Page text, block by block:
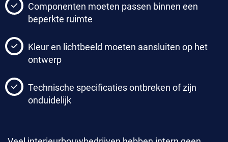
Componenten moeten passen binnen een
beperkte ruimte
Kleur en lichtbeeld moeten aansluiten op het
ontwerp
Technische specificaties ontbreken of zijn
onduidelijk